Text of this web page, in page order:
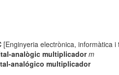
[Enginyeria electrònica, informàtica i
analògic multiplicador m
analógico multiplicador